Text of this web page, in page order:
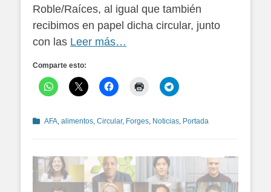
Roble/Raíces, al igual que también
recibimos en papel dicha circular, junto
con las Leer más…
Comparte esto:
Categorías
AFA, alimentos, Circular, Forges, Noticias, Portada